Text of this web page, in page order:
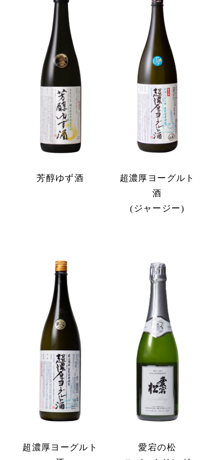
芳醇ゆず酒
超濃厚ヨーグルト
酒
(ジャージー)
超濃厚ヨーグルト
愛宕の松